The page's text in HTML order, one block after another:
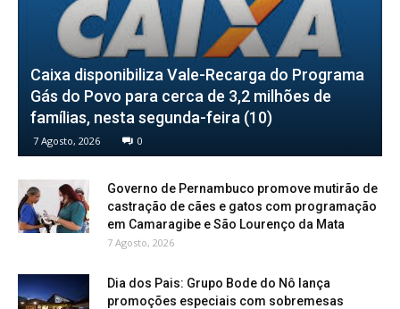
Caixa disponibiliza Vale-Recarga do Programa
Gás do Povo para cerca de 3,2 milhões de
famílias, nesta segunda-feira (10)
7 Agosto, 2026 0
Governo de Pernambuco promove mutirão de
castração de cães e gatos com programação
em Camaragibe e São Lourenço da Mata
7 Agosto, 2026
Dia dos Pais: Grupo Bode do Nô lança
promoções especiais com sobremesas